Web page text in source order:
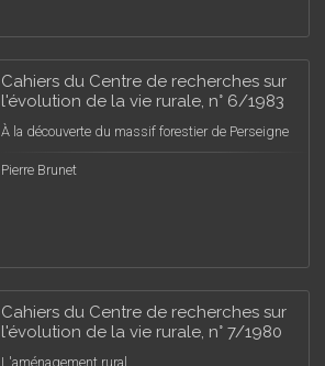
Cahiers du Centre de recherches sur
l'évolution de la vie rurale, n° 6/1983
À la découverte du massif forestier de Perseigne
Pierre Brunet
Cahiers du Centre de recherches sur
l'évolution de la vie rurale, n° 7/1980
L'aménagement rural